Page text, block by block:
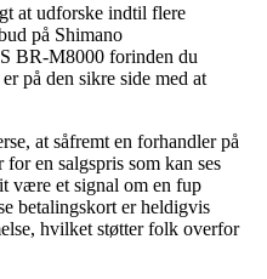
at udforske indtil flere
på Shimano
BR-M8000 forinden du
på den sikre side med at
at såfremt en forhandler på
en salgspris som kan ses
være et signal om en fup
betalingskort er heldigvis
hvilket støtter folk overfor